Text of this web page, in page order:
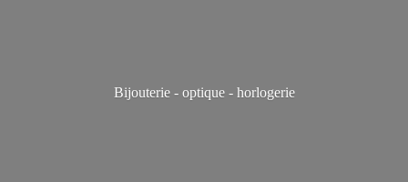
Bijouterie - optique - horlogerie